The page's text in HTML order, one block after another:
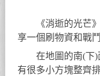
《消逝的光芒》
享一個刷物資和戰
在地圖的南(下)
有很多小方塊整齊